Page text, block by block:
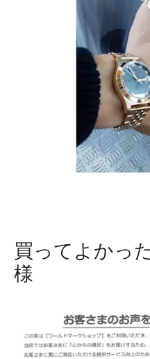
買ってよかっ
様